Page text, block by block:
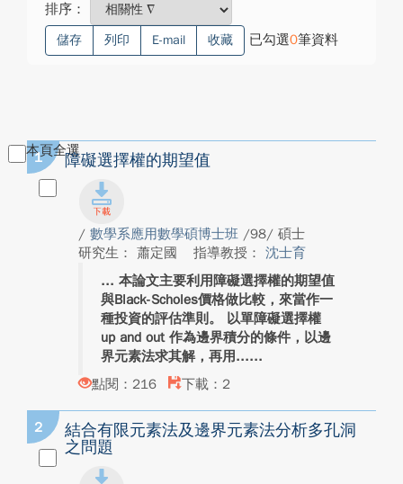
排序：
儲存 列印 E-mail 收藏 已勾選0筆資料
本頁全選
1 障礙選擇權的期望值
/ 數學系應用數學碩博士班 /98/ 碩士
研究生： 蕭定國
指導教授： 沈士育
本論文主要利用障礙選擇權的期望值
與Black-Scholes價格做比較，來當作一
種投資的評估準則。 以單障礙選擇權
up and out 作為邊界積分的條件，以邊
界元素法求其解，再用...
點閱：216
下載：2
2
結合有限元素法及邊界元素法分析多孔洞
之問題